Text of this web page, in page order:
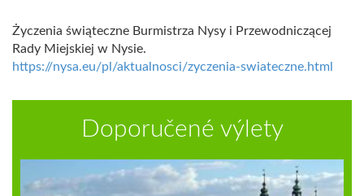
Życzenia świąteczne Burmistrza Nysy i Przewodniczącej
Rady Miejskiej w Nysie.
https://nysa.eu/pl/aktualnosci/zyczenia-swiateczne.html
Doporučené výlety